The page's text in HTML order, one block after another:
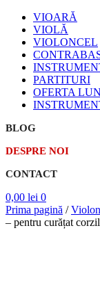
VIOARĂ
VIOLĂ
VIOLONCEL
PARTITURI
OFERTA
BLOG
DESPRE NOI
CONTACT
0,00 lei 0
Prima pagină /
– pentru curățat